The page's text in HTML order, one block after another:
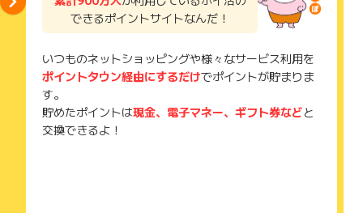
・ワイモバイル支払い
できるポイントサイトなんだ！
いつものネットショッピングや様々なサービス利用を
ポイントタウン経由にするだけでポイントが貯まりま
す。
貯めたポイントは現金、電子マネー、ギフト券などと
交換できるよ！